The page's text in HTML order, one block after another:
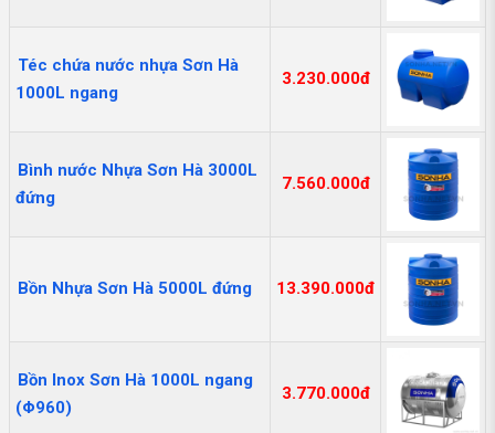
Téc chứa nước nhựa Sơn Hà
1000L ngang
3.230.000đ
Bình nước Nhựa Sơn Hà 3000L
đứng
7.560.000đ
Bồn Nhựa Sơn Hà 5000L đứng 13.390.000đ
Bồn Inox Sơn Hà 1000L ngang
(Φ960)
3.770.000đ